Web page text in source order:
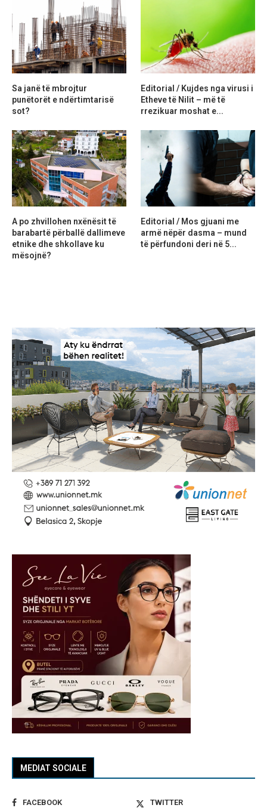
MEDIAT SOCIALE
FACEBOOK
TWITTER
Sa janë të mbrojtur
punëtorët e ndërtimtarisë
sot?
Editorial / Kujdes nga virusi i
Etheve të Nilit – më të
rrezikuar moshat e...
A po zhvillohen nxënësit të
barabartë përballë dallimeve
etnike dhe shkollave ku
mësojnë?
Editorial / Mos gjuani me
armë nëpër dasma – mund
të përfundoni deri në 5...